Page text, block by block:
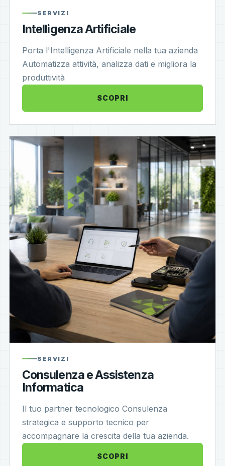
SERVIZI
Intelligenza Artificiale
Porta l'Intelligenza Artificiale nella tua azienda
Automatizza attività, analizza dati e migliora la
produttività
SCOPRI
SERVIZI
Consulenza e Assistenza
Informatica
Il tuo partner tecnologico Consulenza
strategica e supporto tecnico per
accompagnare la crescita della tua azienda.
SCOPRI